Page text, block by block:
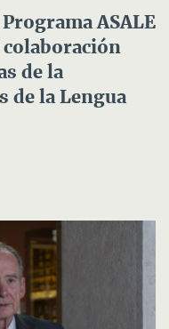
ASALE
colaboración
de la
de la Lengua